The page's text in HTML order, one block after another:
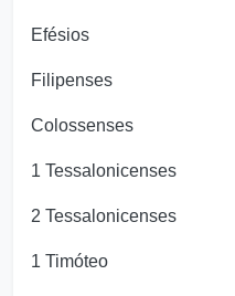
Efésios
Filipenses
Colossenses
1 Tessalonicenses
2 Tessalonicenses
1 Timóteo